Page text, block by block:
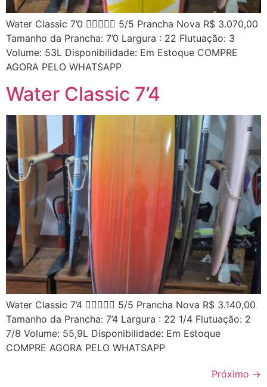
Water Classic 7’0  5/5 Prancha Nova R$ 3.070,00
Tamanho da Prancha: 7’0 Largura : 22 Flutuação: 3
Volume: 53L Disponibilidade: Em Estoque COMPRE
AGORA PELO WHATSAPP
Water Classic 7’4
Water Classic 7’4  5/5 Prancha Nova R$ 3.140,00
Tamanho da Prancha: 7’4 Largura : 22 1/4 Flutuação: 2
7/8 Volume: 55,9L Disponibilidade: Em Estoque
COMPRE AGORA PELO WHATSAPP
Próximo →